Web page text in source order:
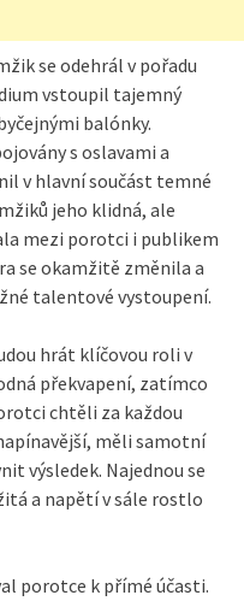
se odehrál v pořadu
vstoupil tajemný
balónky.
s oslavami a
v hlavní součást temné
jeho klidná, ale
mezi porotci i publikem
se okamžitě změnila a
talentové vystoupení.
hrát klíčovou roli v
překvapení, zatímco
chtěli za každou
měli samotní
výsledek. Najednou se
a napětí v sále rostlo
porotce k přímé účasti.